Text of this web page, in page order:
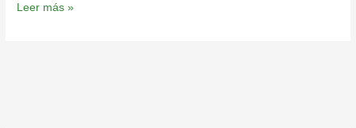
Leer más »